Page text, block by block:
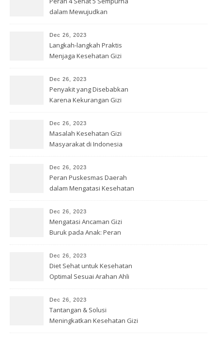
dalam Mewujudkan
Dec 26, 2023
Langkah-langkah Praktis
Menjaga Kesehatan Gizi
Dec 26, 2023
Penyakit yang Disebabkan
Karena Kekurangan Gizi
Dec 26, 2023
Masalah Kesehatan Gizi
Masyarakat di Indonesia
Dec 26, 2023
Peran Puskesmas Daerah
dalam Mengatasi Kesehatan
Dec 26, 2023
Mengatasi Ancaman Gizi
Buruk pada Anak: Peran
Dec 26, 2023
Diet Sehat untuk Kesehatan
Optimal Sesuai Arahan Ahli
Dec 26, 2023
Tantangan & Solusi
Meningkatkan Kesehatan Gizi